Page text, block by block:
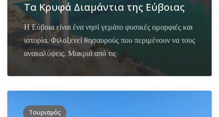
Τα Κρυφά Διαμάντια της Εύβοιας
Η Εύβοια είναι ένα νησί γεμάτο φυσικές ομορφιές και
ιστορία. Φιλοξενεί θησαυρούς που περιμένουν να τους
ανακαλύψεις. Μακριά από τις
Τουρισμός